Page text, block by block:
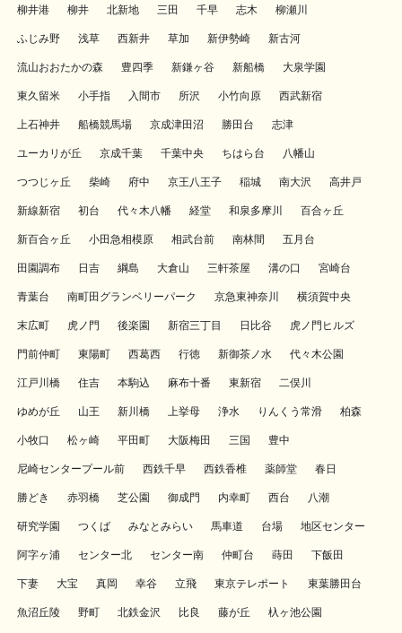
柳井港 柳井 北新地 三田 千早 志木 柳瀬川
ふじみ野 浅草 西新井 草加 新伊勢崎 新古河
流山おおたかの森 豊四季 新鎌ヶ谷 新船橋 大泉学園
東久留米 小手指 入間市 所沢 小竹向原 西武新宿
上石神井 船橋競馬場 京成津田沼 勝田台 志津
ユーカリが丘 京成千葉 千葉中央 ちはら台 八幡山
つつじヶ丘 柴崎 府中 京王八王子 稲城 南大沢 高井戸
新線新宿 初台 代々木八幡 経堂 和泉多摩川 百合ヶ丘
新百合ヶ丘 小田急相模原 相武台前 南林間 五月台
田園調布 日吉 綱島 大倉山 三軒茶屋 溝の口 宮崎台
青葉台 南町田グランベリーパーク 京急東神奈川 横須賀中央
末広町 虎ノ門 後楽園 新宿三丁目 日比谷 虎ノ門ヒルズ
門前仲町 東陽町 西葛西 行徳 新御茶ノ水 代々木公園
江戸川橋 住吉 本駒込 麻布十番 東新宿 二俣川
ゆめが丘 山王 新川橋 上挙母 浄水 りんくう常滑 柏森
小牧口 松ヶ崎 平田町 大阪梅田 三国 豊中
尼崎センタープール前 西鉄千早 西鉄香椎 薬師堂 春日
勝どき 赤羽橋 芝公園 御成門 内幸町 西台 八潮
研究学園 つくば みなとみらい 馬車道 台場 地区センター
阿字ヶ浦 センター北 センター南 仲町台 蒔田 下飯田
下妻 大宝 真岡 幸谷 立飛 東京テレポート 東葉勝田台
魚沼丘陵 野町 北鉄金沢 比良 藤が丘 杁ヶ池公園